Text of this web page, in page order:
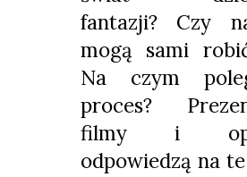
fantazji? Czy
mogą sami
Na czym
proces?
filmy i
odpowiedzą na